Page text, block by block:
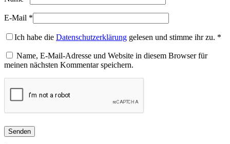
E-Mail *
Ich habe die Datenschutzerklärung gelesen und stimme ihr zu. *
Name, E-Mail-Adresse und Website in diesem Browser für
meinen nächsten Kommentar speichern.